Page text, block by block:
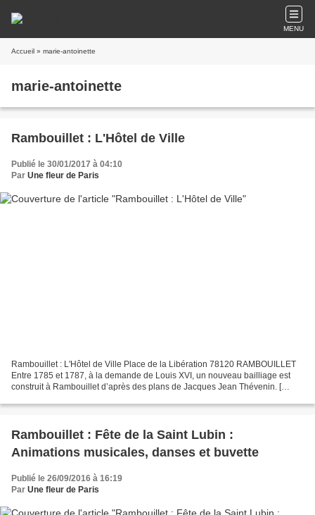
MENU
Accueil » marie-antoinette
marie-antoinette
Rambouillet : L'Hôtel de Ville
Publié le 30/01/2017 à 04:10
Par Une fleur de Paris
Rambouillet : L'Hôtel de Ville Place de la Libération 78120 RAMBOUILLET
Entre 1785 et 1787, à la demande de Louis XVI, un nouveau bailliage est
construit à Rambouillet d’après des plans de Jacques Jean Thévenin. [
Rambouillet : Fête de la Saint Lubin :
Animations musicales, danses et buvette
Publié le 26/09/2016 à 16:19
Par Une fleur de Paris